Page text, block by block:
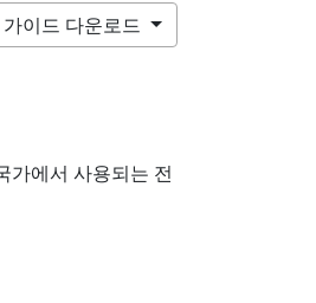
가이드 다운로드
가에서 사용되는 전